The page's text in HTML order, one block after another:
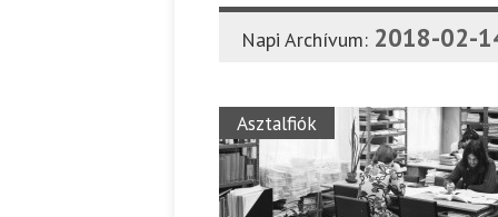
Napi Archívum: 2018-02-
Asztalfiók